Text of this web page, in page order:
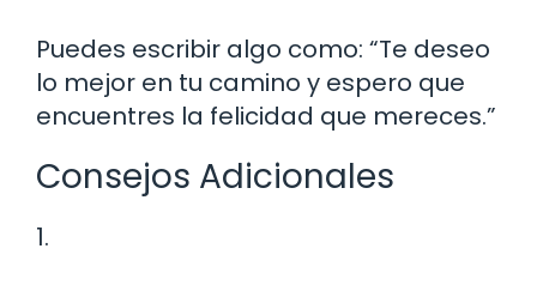
Puedes escribir algo como: “Te deseo
lo mejor en tu camino y espero que
encuentres la felicidad que mereces.”
Consejos Adicionales
1.